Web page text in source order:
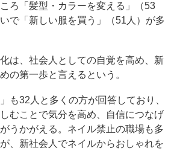
ろ「髪型・カラーを変える」（53
で「新しい服を買う」（51人）が多
は、社会人としての自覚を高め、新
の第一歩と言えるという。
も32人と多くの方が回答しており、
むことで気分を高め、自信につなげ
うかがえる。ネイル禁止の職場も多
、新社会人でネイルからおしゃれを